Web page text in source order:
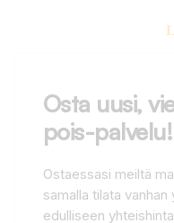
Osta uusi,
pois-palvelu!
Ostaessasi meiltä
samalla tilata
edulliseen